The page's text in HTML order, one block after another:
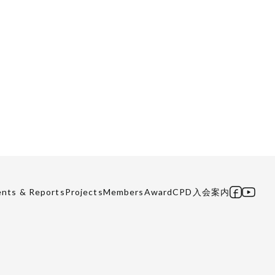
& ReportsProjectsMembersAwardCPD 入会案内